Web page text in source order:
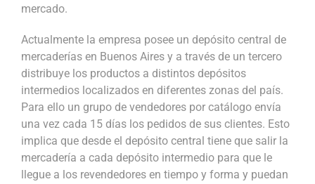
mercado.
Actualmente la empresa posee un depósito central de
mercaderías en Buenos Aires y a través de un tercero
distribuye los productos a distintos depósitos
intermedios localizados en diferentes zonas del país.
Para ello un grupo de vendedores por catálogo envía
una vez cada 15 días los pedidos de sus clientes. Esto
implica que desde el depósito central tiene que salir la
mercadería a cada depósito intermedio para que le
llegue a los revendedores en tiempo y forma y puedan